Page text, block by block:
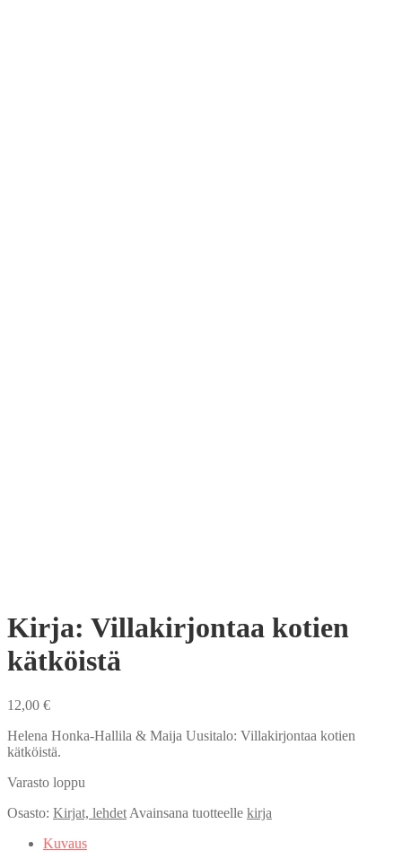
Kirja: Villakirjontaa kotien
kätköistä
12,00 €
Helena Honka-Hallila & Maija Uusitalo: Villakirjontaa kotien
kätköistä.
Varasto loppu
Osasto: Kirjat, lehdet Avainsana tuotteelle kirja
Kuvaus